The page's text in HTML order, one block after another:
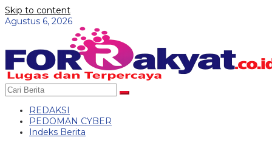
Skip to content
Agustus 6, 2026
REDAKSI
PEDOMAN CYBER
Indeks Berita